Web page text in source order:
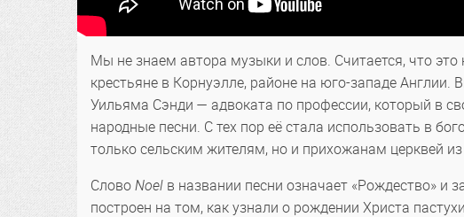
Мы не знаем автора музыки и слов. Считается, что
крестьяне в Корнуэлле, районе на юго-западе
Уильяма Сэнди — адвоката по профессии, который в
народные песни. С тех пор её стала использовать в
только сельским жителям, но и прихожанам церквей из
Слово Noel в названии песни означает «Рождество» и
построен на том, как узнали о рождении Христа